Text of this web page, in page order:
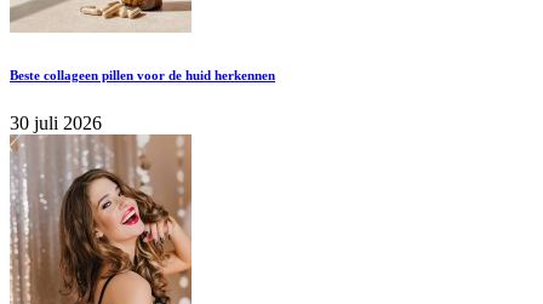
Beste collageen pillen voor de huid herkennen
30 juli 2026